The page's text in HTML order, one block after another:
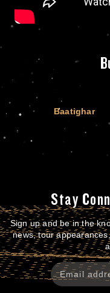
Baatighar
Stay
Sign up and be in the
news, tour